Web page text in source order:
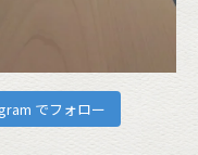
でフォロー